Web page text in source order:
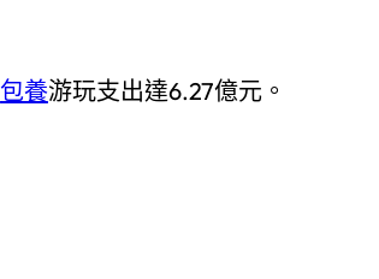
包養游玩支出達6.27億元。